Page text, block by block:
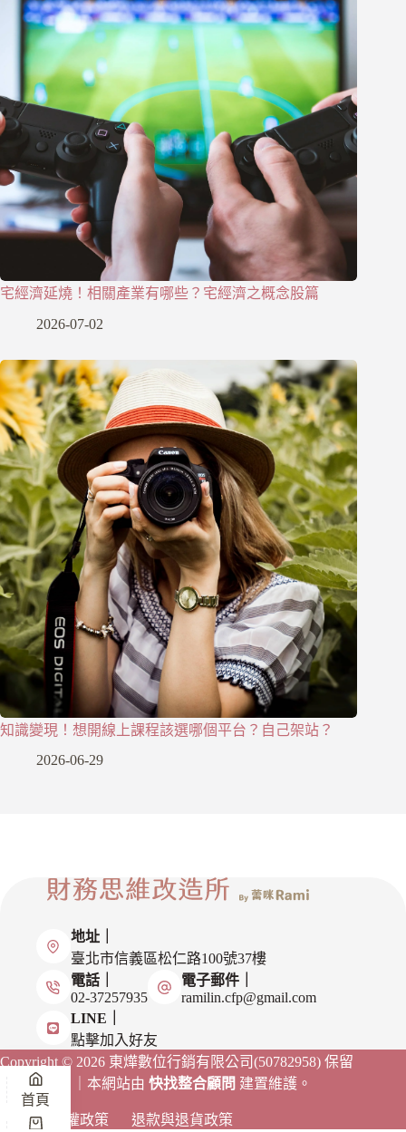
宅經濟延燒！相關產業有哪些？宅經濟之概念股篇
2026-07-02
知識變現！想開線上課程該選哪個平台？自己架站？
2026-06-29
地址｜
臺北市信義區松仁路100號37樓
電話｜
02-37257935
電子郵件｜
ramilin.cfp@gmail.com
LINE｜
點擊加入好友
Copyright © 2026 東燁數位行銷有限公司(50782958) 保留
一切權利。｜本網站由 快找整合顧問 建置維護。
隱私權政策 退款與退貨政策
首頁